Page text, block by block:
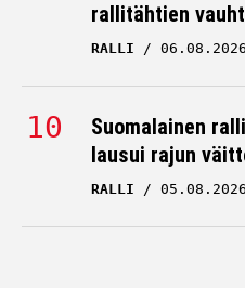
rallitähtien
RALLI 06.08.2026
Suomalainen
lausui rajun
RALLI 05.08.2026